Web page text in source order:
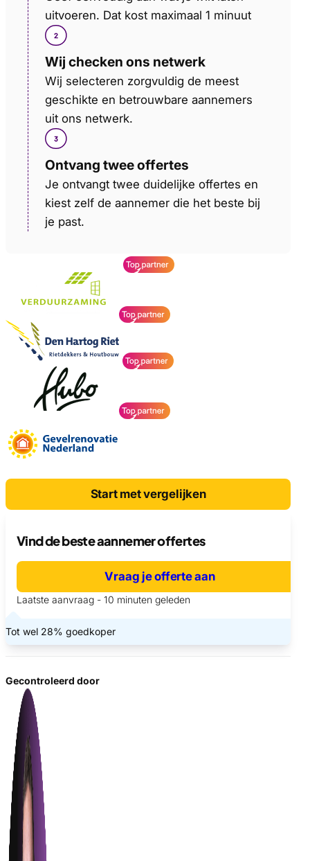
uitvoeren. Dat kost maximaal 1 minuut
Wij checken ons netwerk
Wij selecteren zorgvuldig de meest
geschikte en betrouwbare aannemers
uit ons netwerk.
Ontvang twee offertes
Je ontvangt twee duidelijke offertes en
kiest zelf de aannemer die het beste bij
je past.
Start met vergelijken
Vind de beste aannemer offertes
Vraag je offerte aan
Laatste aanvraag - 10 minuten geleden
Tot wel 28% goedkoper
Gecontroleerd door